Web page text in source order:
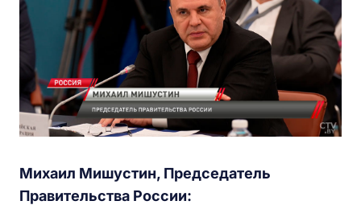
Михаил Мишустин, Председатель
Правительства России: